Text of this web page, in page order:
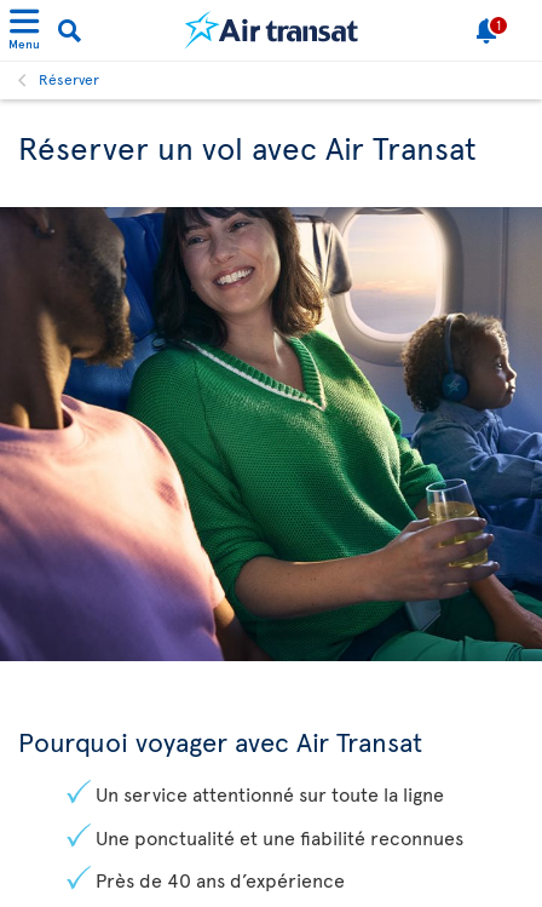
Menu
1
Réserver
Réserver un vol avec Air Transat
Pourquoi voyager avec Air Transat
Un service attentionné sur toute la ligne
Une ponctualité et une fiabilité reconnues
Près de 40 ans d’expérience